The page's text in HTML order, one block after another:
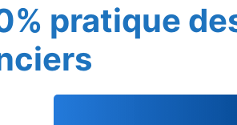
pratique